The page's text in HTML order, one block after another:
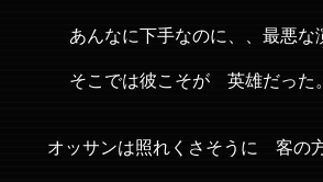
あんなに下手なのに、、最悪な
そこでは彼こそが 英雄だった。
オッサンは照れくさそうに 客の